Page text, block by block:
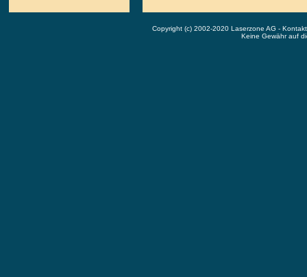
Copyright (c) 2002-2020 Laserzone AG -
Keine Gewähr auf